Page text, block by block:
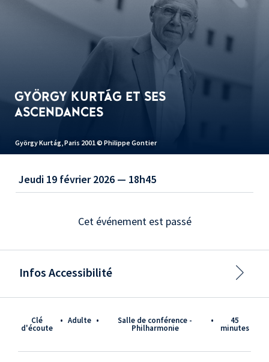
György Kurtág, Paris 2001 © Philippe Gontier
GYÖRGY KURTÁG ET SES
ASCENDANCES
Clé
d'écoute
• adulte • Salle de conférence -
Philharmonie
• 45
minutes
Jeudi 19 février 2026 — 18h45
Cet événement est passé
Infos Accessibilité